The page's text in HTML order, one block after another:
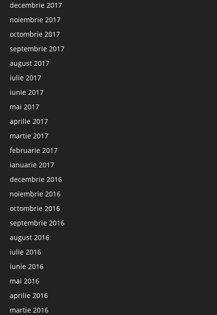
decembrie 2017
noiembrie 2017
octombrie 2017
septembrie 2017
august 2017
iulie 2017
iunie 2017
mai 2017
aprilie 2017
martie 2017
februarie 2017
ianuarie 2017
decembrie 2016
noiembrie 2016
octombrie 2016
septembrie 2016
august 2016
iulie 2016
iunie 2016
mai 2016
aprilie 2016
martie 2016